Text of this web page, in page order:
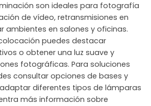
son ideales para fotografía
de vídeo, retransmisiones en
ambientes en salones y oficinas.
puedes destacar
o obtener una luz suave y
fotográficas. Para soluciones
consultar opciones de bases y
diferentes tipos de lámparas
más información sobre